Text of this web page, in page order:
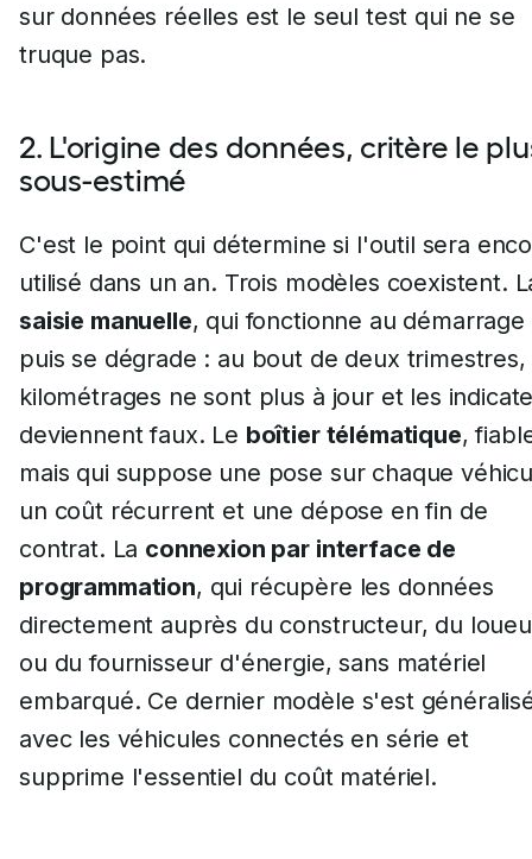
sur données réelles est le seul test qui ne se
truque pas.
2. L'origine des données, critère le
sous-estimé
C'est le point qui détermine si l'outil sera
utilisé dans un an. Trois modèles coexistent.
saisie manuelle, qui fonctionne au démarrage
puis se dégrade : au bout de deux trimestres,
kilométrages ne sont plus à jour et les
deviennent faux. Le boîtier télématique,
mais qui suppose une pose sur chaque
un coût récurrent et une dépose en fin de
contrat. La connexion par interface de
programmation, qui récupère les données
directement auprès du constructeur, du
ou du fournisseur d'énergie, sans matériel
embarqué. Ce dernier modèle s'est
avec les véhicules connectés en série et
supprime l'essentiel du coût matériel.